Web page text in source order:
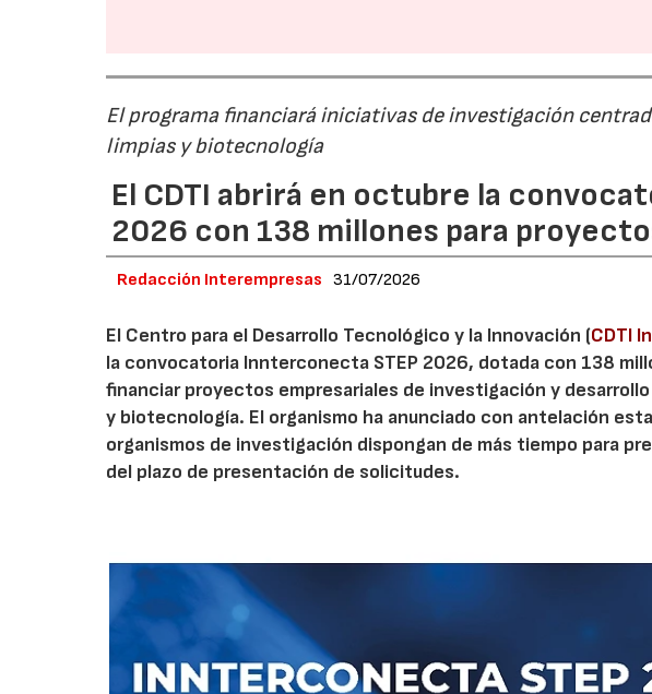
El programa financiará iniciativas de investigación
limpias y biotecnología
El CDTI abrirá en octubre la
2026 con 138 millones para
Redacción Interempresas 31/07/2026
El Centro para el Desarrollo Tecnológico y la Innovación (CDTI
la convocatoria Innterconecta STEP 2026, dotada con 138
financiar proyectos empresariales de investigación y
y biotecnología. El organismo ha anunciado con antelación
organismos de investigación dispongan de más tiempo para
del plazo de presentación de solicitudes.